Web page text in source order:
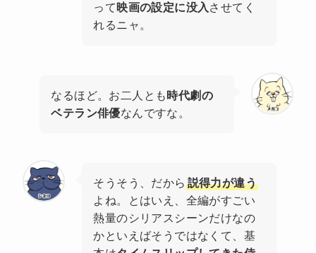
って 映画の設定に没入 させてく
れるニャ。
なるほど。お二人とも時代劇の
ベテラン俳優なんですな。
そうそう、だから 説得力が違う
よね。とはいえ、全編がすごい
熱量のシリアスシーンだけなの
かといえばそうではなくて、基